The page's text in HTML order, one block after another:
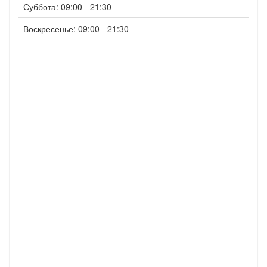
Суббота: 09:00 - 21:30
Воскресенье: 09:00 - 21:30